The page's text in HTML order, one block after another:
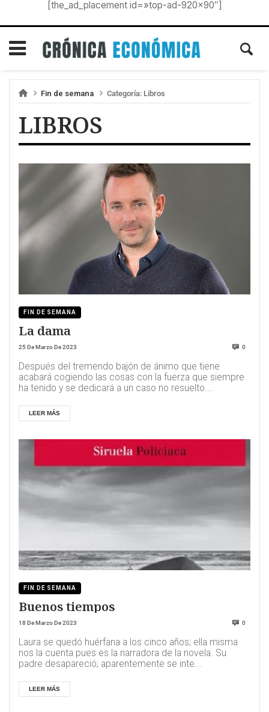
[the_ad_placement id=»top-ad-920×90″]
Fin de semana Categoría: Libros
LIBROS
FIN DE SEMANA
La dama
25 De Marzo De 2023 0
Después del tremendo bajón de ánimo que tiene
acabará cogiendo las cosas con la fuerza que siempre
ha tenido y se dedicará a un caso no resuelto....
LEER MÁS
FIN DE SEMANA
Buenos tiempos
18 De Marzo De 2023 0
Laura se quedó huérfana a los cinco años; ella misma
nos la cuenta pues es la narradora de la novela. Su
padre desapareció; aparentemente se inte...
LEER MÁS